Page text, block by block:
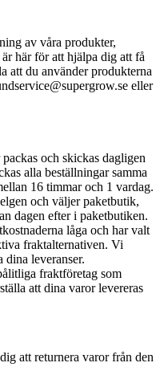
av våra produkter,
här för att hjälpa dig att få
att du använder produkterna
eller
och skickas dagligen
alla beställningar samma
16 timmar och 1 vardag.
och väljer paketbutik,
dagen efter i paketbutiken.
låga och har valt
fraktalternativen. Vi
leveranser.
fraktföretag som
att dina varor levereras
att returnera varor från den